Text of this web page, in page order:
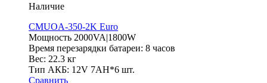
Наличие
CMUOA-350-2K Euro
Мощность 2000VA|1800W
Время перезарядки батареи: 8 часов
Вес: 22.3 кг
Тип АКБ: 12V 7AH*6 шт.
Сравнить